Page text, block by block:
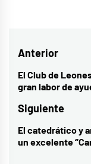
Navegación
de
entradas
Anterior
Entrada
anterior:
El Club de
gran labor de
Siguiente
Entrada
siguiente:
El catedrático y
un excelente